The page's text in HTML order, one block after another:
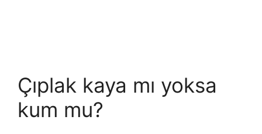
Çıplak kaya mı yoksa
kum mu?